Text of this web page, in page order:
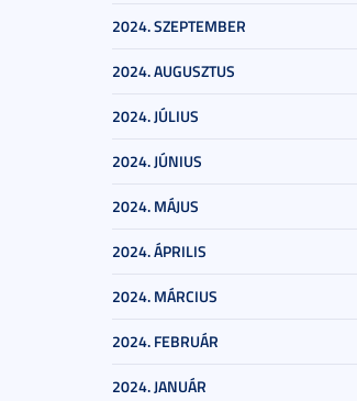
2024. SZEPTEMBER
2024. AUGUSZTUS
2024. JÚLIUS
2024. JÚNIUS
2024. MÁJUS
2024. ÁPRILIS
2024. MÁRCIUS
2024. FEBRUÁR
2024. JANUÁR